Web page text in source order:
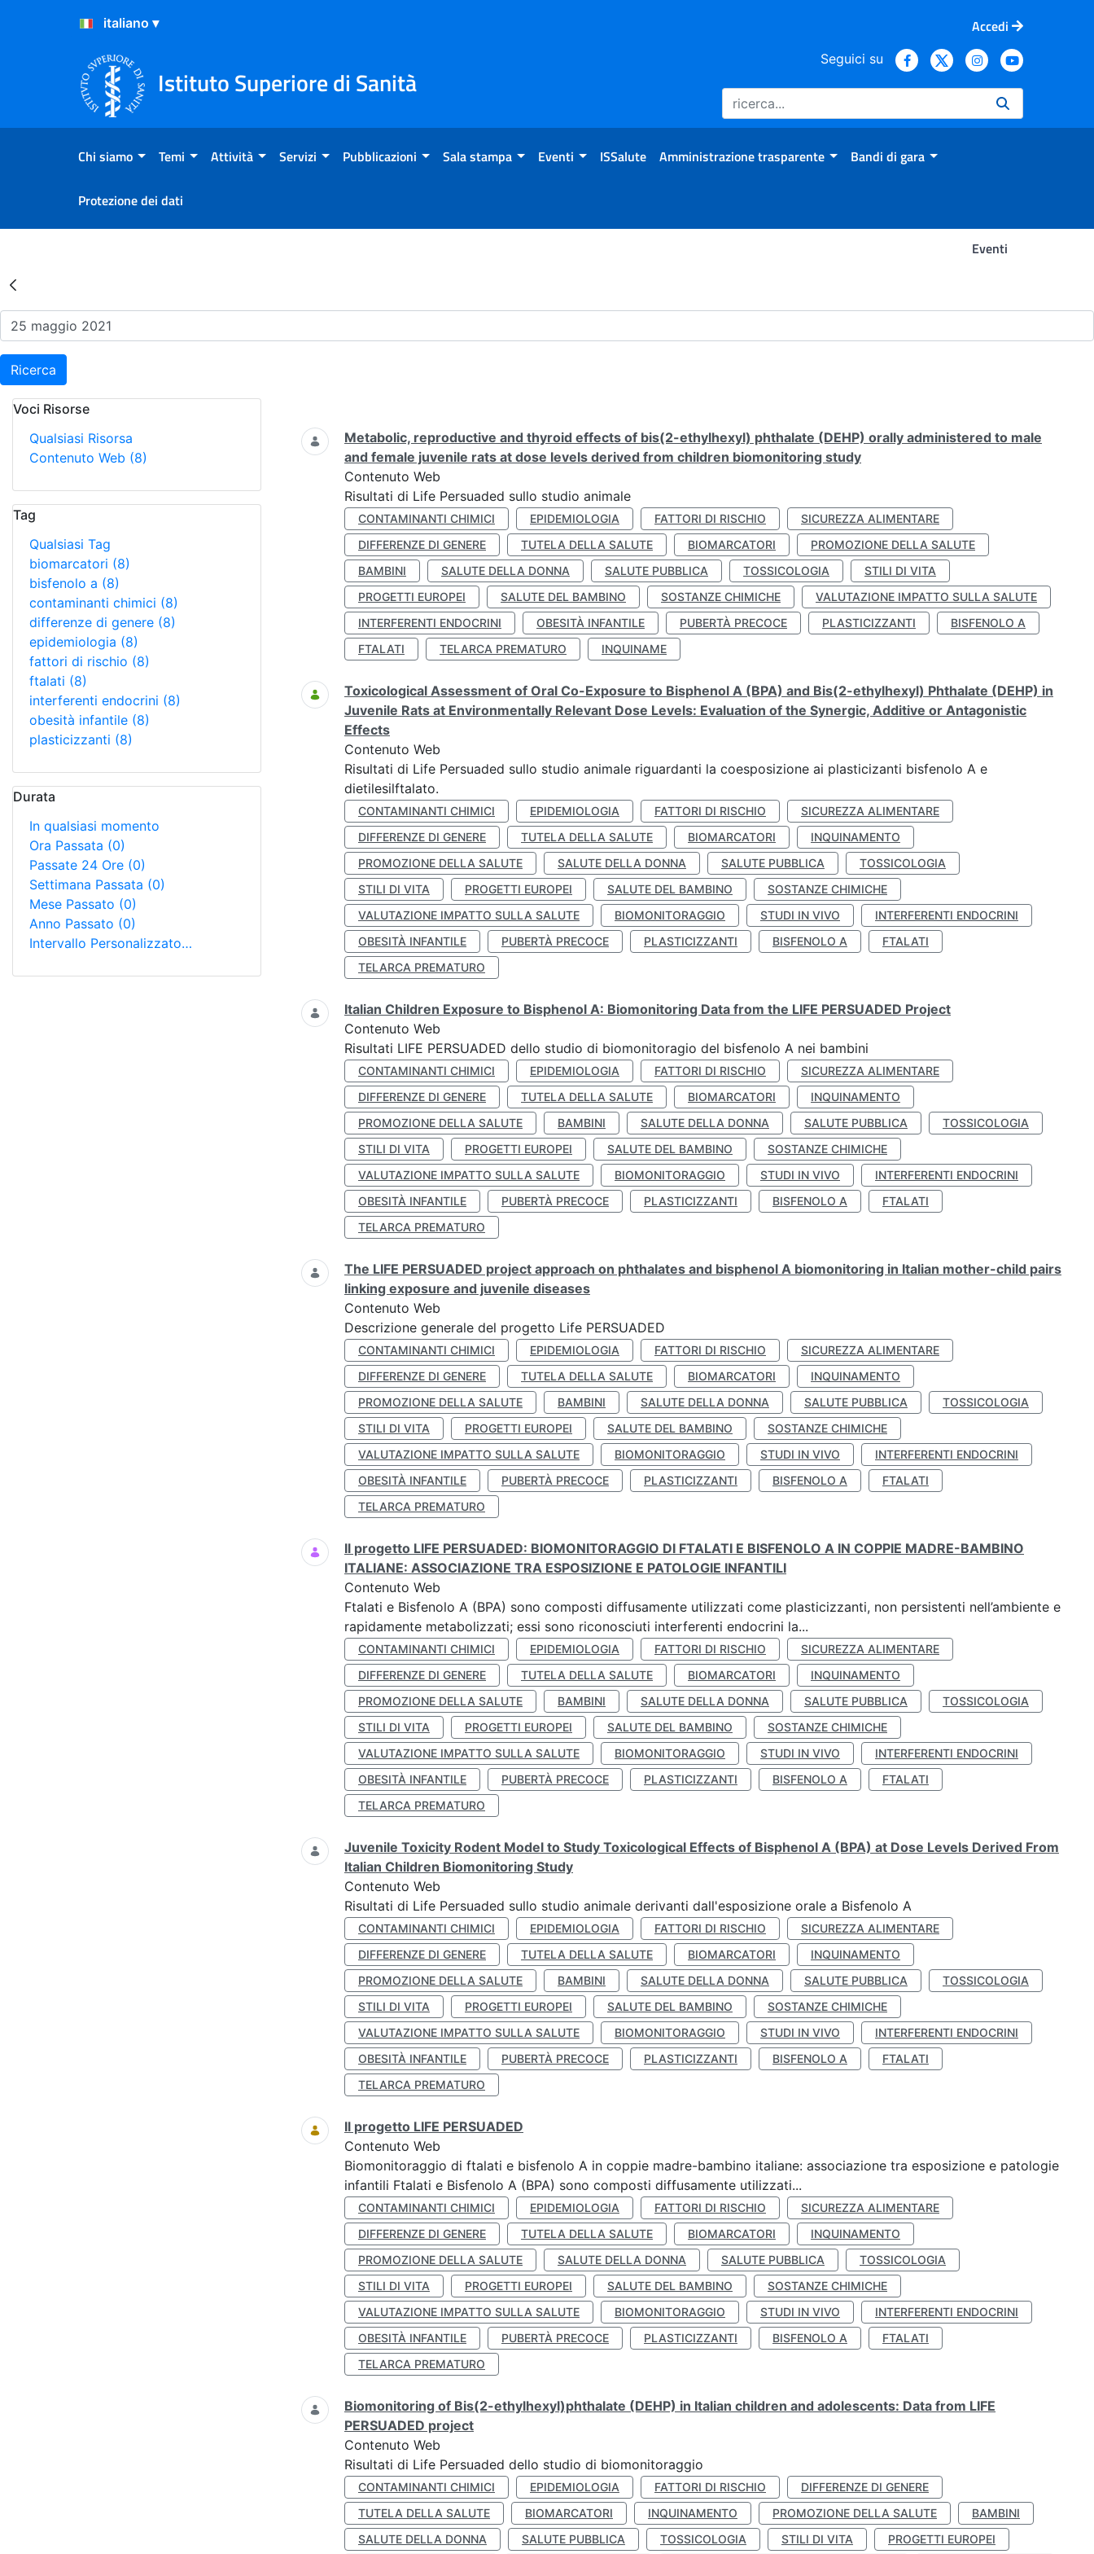
Salta al Contenuto
Salta al Footer
Accedi
Istituto Superiore di Sanità
Seguici su
Chi siamo Temi Attività Servizi Pubblicazioni Sala stampa Eventi ISSalute Amministrazione trasparente Bandi di gara
Protezione dei dati
Eventi
Risultati della Ricerca - Eventi
Ricerca
Voci Risorse
Qualsiasi Risorsa
Contenuto Web (8)
Tag
Qualsiasi Tag
biomarcatori (8)
bisfenolo a (8)
contaminanti chimici (8)
differenze di genere (8)
epidemiologia (8)
fattori di rischio (8)
ftalati (8)
interferenti endocrini (8)
obesità infantile (8)
plasticizzanti (8)
Durata
In qualsiasi momento
Ora Passata (0)
Passate 24 Ore (0)
Settimana Passata (0)
Mese Passato (0)
Anno Passato (0)
Intervallo Personalizzato…
Ricerca
Metabolic, reproductive and thyroid effects of bis(2-ethylhexyl) phthalate (DEHP) orally administered to male
and female juvenile rats at dose levels derived from children biomonitoring study
Contenuto Web
Risultati di Life Persuaded sullo studio animale
CONTAMINANTI CHIMICI EPIDEMIOLOGIA FATTORI DI RISCHIO
SICUREZZA ALIMENTARE
DIFFERENZE DI GENERE
TUTELA DELLA SALUTE BIOMARCATORI
PROMOZIONE DELLA SALUTE
BAMBINI
SALUTE DELLA DONNA SALUTE PUBBLICA TOSSICOLOGIA
STILI DI VITA
PROGETTI EUROPEI
SALUTE DEL BAMBINO SOSTANZE CHIMICHE
VALUTAZIONE IMPATTO SULLA SALUTE
INTERFERENTI ENDOCRINI
OBESITÀ INFANTILE PUBERTÀ PRECOCE PLASTICIZZANTI
BISFENOLO A
FTALATI
TELARCA PREMATURO INQUINAME
Toxicological Assessment of Oral Co-Exposure to Bisphenol A (BPA) and Bis(2-ethylhexyl) Phthalate (DEHP) in
Juvenile Rats at Environmentally Relevant Dose Levels: Evaluation of the Synergic, Additive or Antagonistic
Effects
Contenuto Web
Risultati di Life Persuaded sullo studio animale riguardanti la coesposizione ai plasticizanti bisfenolo A e
dietilesilftalato.
CONTAMINANTI CHIMICI EPIDEMIOLOGIA FATTORI DI RISCHIO
SICUREZZA ALIMENTARE
DIFFERENZE DI GENERE
TUTELA DELLA SALUTE BIOMARCATORI
INQUINAMENTO
PROMOZIONE DELLA SALUTE
SALUTE DELLA DONNA SALUTE PUBBLICA
TOSSICOLOGIA
STILI DI VITA
PROGETTI EUROPEI SALUTE DEL BAMBINO
SOSTANZE CHIMICHE
VALUTAZIONE IMPATTO SULLA SALUTE
BIOMONITORAGGIO STUDI IN VIVO
INTERFERENTI ENDOCRINI
OBESITÀ INFANTILE
PUBERTÀ PRECOCE PLASTICIZZANTI BISFENOLO A
FTALATI
TELARCA PREMATURO
Italian Children Exposure to Bisphenol A: Biomonitoring Data from the LIFE PERSUADED Project
Contenuto Web
Risultati LIFE PERSUADED dello studio di biomonitoragio del bisfenolo A nei bambini
CONTAMINANTI CHIMICI EPIDEMIOLOGIA FATTORI DI RISCHIO
SICUREZZA ALIMENTARE
DIFFERENZE DI GENERE
TUTELA DELLA SALUTE BIOMARCATORI
INQUINAMENTO
PROMOZIONE DELLA SALUTE
BAMBINI SALUTE DELLA DONNA SALUTE PUBBLICA
TOSSICOLOGIA
STILI DI VITA
PROGETTI EUROPEI SALUTE DEL BAMBINO
SOSTANZE CHIMICHE
VALUTAZIONE IMPATTO SULLA SALUTE
BIOMONITORAGGIO STUDI IN VIVO
INTERFERENTI ENDOCRINI
OBESITÀ INFANTILE
PUBERTÀ PRECOCE PLASTICIZZANTI BISFENOLO A
FTALATI
TELARCA PREMATURO
The LIFE PERSUADED project approach on phthalates and bisphenol A biomonitoring in Italian mother-child pairs
linking exposure and juvenile diseases
Contenuto Web
Descrizione generale del progetto Life PERSUADED
CONTAMINANTI CHIMICI EPIDEMIOLOGIA FATTORI DI RISCHIO
SICUREZZA ALIMENTARE
DIFFERENZE DI GENERE
TUTELA DELLA SALUTE BIOMARCATORI
INQUINAMENTO
PROMOZIONE DELLA SALUTE
BAMBINI SALUTE DELLA DONNA SALUTE PUBBLICA
TOSSICOLOGIA
STILI DI VITA
PROGETTI EUROPEI SALUTE DEL BAMBINO
SOSTANZE CHIMICHE
VALUTAZIONE IMPATTO SULLA SALUTE
BIOMONITORAGGIO STUDI IN VIVO
INTERFERENTI ENDOCRINI
OBESITÀ INFANTILE
PUBERTÀ PRECOCE PLASTICIZZANTI BISFENOLO A
FTALATI
TELARCA PREMATURO
Il progetto LIFE PERSUADED: BIOMONITORAGGIO DI FTALATI E BISFENOLO A IN COPPIE MADRE-BAMBINO
ITALIANE: ASSOCIAZIONE TRA ESPOSIZIONE E PATOLOGIE INFANTILI
Contenuto Web
Ftalati e Bisfenolo A (BPA) sono composti diffusamente utilizzati come plasticizzanti, non persistenti nell’ambiente e
rapidamente metabolizzati; essi sono riconosciuti interferenti endocrini la...
CONTAMINANTI CHIMICI EPIDEMIOLOGIA FATTORI DI RISCHIO
SICUREZZA ALIMENTARE
DIFFERENZE DI GENERE
TUTELA DELLA SALUTE BIOMARCATORI
INQUINAMENTO
PROMOZIONE DELLA SALUTE
BAMBINI SALUTE DELLA DONNA SALUTE PUBBLICA
TOSSICOLOGIA
STILI DI VITA
PROGETTI EUROPEI SALUTE DEL BAMBINO
SOSTANZE CHIMICHE
VALUTAZIONE IMPATTO SULLA SALUTE
BIOMONITORAGGIO STUDI IN VIVO
INTERFERENTI ENDOCRINI
OBESITÀ INFANTILE
PUBERTÀ PRECOCE PLASTICIZZANTI BISFENOLO A
FTALATI
TELARCA PREMATURO
Juvenile Toxicity Rodent Model to Study Toxicological Effects of Bisphenol A (BPA) at Dose Levels Derived From
Italian Children Biomonitoring Study
Contenuto Web
Risultati di Life Persuaded sullo studio animale derivanti dall'esposizione orale a Bisfenolo A
CONTAMINANTI CHIMICI EPIDEMIOLOGIA FATTORI DI RISCHIO
SICUREZZA ALIMENTARE
DIFFERENZE DI GENERE
TUTELA DELLA SALUTE BIOMARCATORI
INQUINAMENTO
PROMOZIONE DELLA SALUTE
BAMBINI SALUTE DELLA DONNA SALUTE PUBBLICA
TOSSICOLOGIA
STILI DI VITA
PROGETTI EUROPEI SALUTE DEL BAMBINO
SOSTANZE CHIMICHE
VALUTAZIONE IMPATTO SULLA SALUTE
BIOMONITORAGGIO STUDI IN VIVO
INTERFERENTI ENDOCRINI
OBESITÀ INFANTILE
PUBERTÀ PRECOCE PLASTICIZZANTI BISFENOLO A
FTALATI
TELARCA PREMATURO
Il progetto LIFE PERSUADED
Contenuto Web
Biomonitoraggio di ftalati e bisfenolo A in coppie madre-bambino italiane: associazione tra esposizione e patologie
infantili Ftalati e Bisfenolo A (BPA) sono composti diffusamente utilizzati...
CONTAMINANTI CHIMICI EPIDEMIOLOGIA FATTORI DI RISCHIO
SICUREZZA ALIMENTARE
DIFFERENZE DI GENERE
TUTELA DELLA SALUTE BIOMARCATORI
INQUINAMENTO
PROMOZIONE DELLA SALUTE
SALUTE DELLA DONNA SALUTE PUBBLICA
TOSSICOLOGIA
STILI DI VITA
PROGETTI EUROPEI SALUTE DEL BAMBINO
SOSTANZE CHIMICHE
VALUTAZIONE IMPATTO SULLA SALUTE
BIOMONITORAGGIO STUDI IN VIVO
INTERFERENTI ENDOCRINI
OBESITÀ INFANTILE
PUBERTÀ PRECOCE PLASTICIZZANTI BISFENOLO A
FTALATI
TELARCA PREMATURO
Biomonitoring of Bis(2-ethylhexyl)phthalate (DEHP) in Italian children and adolescents: Data from LIFE
PERSUADED project
Contenuto Web
Risultati di Life Persuaded dello studio di biomonitoraggio
CONTAMINANTI CHIMICI EPIDEMIOLOGIA FATTORI DI RISCHIO
DIFFERENZE DI GENERE
TUTELA DELLA SALUTE
BIOMARCATORI INQUINAMENTO PROMOZIONE DELLA SALUTE
BAMBINI
SALUTE DELLA DONNA
SALUTE PUBBLICA TOSSICOLOGIA STILI DI VITA
PROGETTI EUROPEI